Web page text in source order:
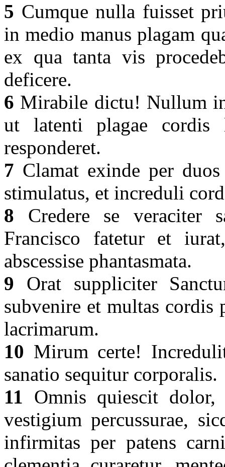
5 Cumque nulla fuisset
in medio manus plagam
ex qua tanta vis
deficere.
6 Mirabile dictu! Nullum
ut latenti plagae cordis
responderet.
7 Clamat exinde per
stimulatus, et increduli
8 Credere se veraciter
Francisco fatetur et
abscessise phantasmata.
9 Orat suppliciter
subvenire et multas
lacrimarum.
10 Mirum certe!
sanatio sequitur corporalis.
11 Omnis quiescit
vestigium percussurae,
infirmitas per patens